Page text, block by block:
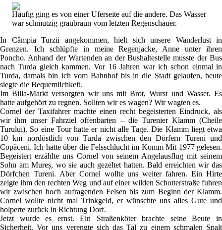
Häufig ging es von einer Uferseite auf die andere. Das Wasser
war schmutzig graubraun vom letzten Regenschauer.
In Câmpia Turzii angekommen, hielt sich unsere Wanderlust in
Grenzen. Ich schlüpfte in meine Regenjacke, Anne unter ihren
Poncho. Anhand der Wartenden an der Bushaltestelle musste der Bus
nach Turda gleich kommen. Vor 16 Jahren war ich schon einmal in
Turda, damals bin ich vom Bahnhof bis in die Stadt gelaufen, heute
siegte die Bequemlichkeit.
Im Billa-Markt versorgten wir uns mit Brot, Wurst und Wasser. Es
hatte aufgehört zu regnen. Sollten wir es wagen? Wir wagten es.
Cornel der Taxifahrer machte einen recht begeisterten Eindruck, als
wir ihm unser Fahrziel offenbarten – die Turenier Klamm (Cheile
Turului). So eine Tour hatte er nicht alle Tage. Die Klamm liegt etwa
10 km nordöstlich von Turda zwischen den Dörfern Tureni und
Copăceni. Ich hatte über die Felsschlucht im Komm Mit 1977 gelesen.
Begeistert erzählte uns Cornel von seinem Angelausflug mit seinem
Sohn am Mureș, wo sie auch gezeltet hatten. Bald erreichten wir das
Dörfchen Tureni. Aber Cornel wollte uns weiter fahren. Ein Hirte
zeigte ihm den rechten Weg und auf einer wilden Schotterstraße fuhren
wir zwischen hoch aufragenden Felsen bis zum Beginn der Klamm.
Cornel wollte nicht mal Trinkgeld, er wünschte uns alles Gute und
holperte zurück in Richtung Dorf.
Jetzt wurde es ernst. Ein Straßenköter brachte seine Beute in
Sicherheit. Vor uns verengte sich das Tal zu einem schmalen Spalt